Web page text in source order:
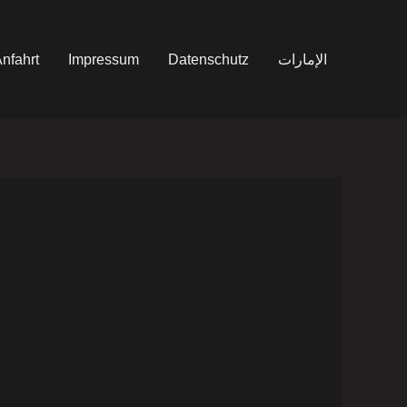
Impressum Datenschutz الإمارات